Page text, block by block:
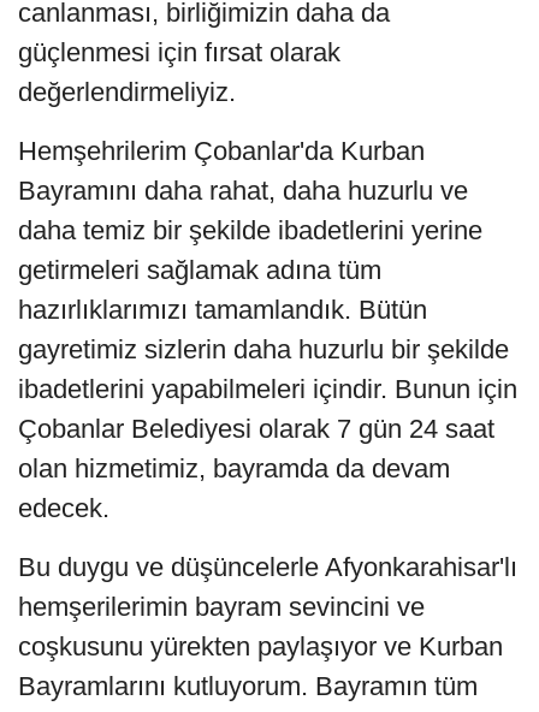
canlanması, birliğimizin daha da
güçlenmesi için fırsat olarak
değerlendirmeliyiz.
Hemşehrilerim Çobanlar'da Kurban
Bayramını daha rahat, daha huzurlu ve
daha temiz bir şekilde ibadetlerini yerine
getirmeleri sağlamak adına tüm
hazırlıklarımızı tamamlandık. Bütün
gayretimiz sizlerin daha huzurlu bir şekilde
ibadetlerini yapabilmeleri içindir. Bunun için
Çobanlar Belediyesi olarak 7 gün 24 saat
olan hizmetimiz, bayramda da devam
edecek.
Bu duygu ve düşüncelerle Afyonkarahisar'lı
hemşerilerimin bayram sevincini ve
coşkusunu yürekten paylaşıyor ve Kurban
Bayramlarını kutluyorum. Bayramın tüm